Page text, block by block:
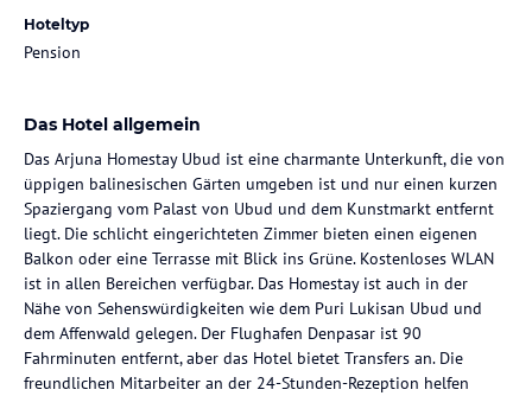
Hoteltyp
Pension
Das Hotel allgemein
Das Arjuna Homestay Ubud ist eine charmante Unterkunft, die von
üppigen balinesischen Gärten umgeben ist und nur einen kurzen
Spaziergang vom Palast von Ubud und dem Kunstmarkt entfernt
liegt. Die schlicht eingerichteten Zimmer bieten einen eigenen
Balkon oder eine Terrasse mit Blick ins Grüne. Kostenloses WLAN
ist in allen Bereichen verfügbar. Das Homestay ist auch in der
Nähe von Sehenswürdigkeiten wie dem Puri Lukisan Ubud und
dem Affenwald gelegen. Der Flughafen Denpasar ist 90
Fahrminuten entfernt, aber das Hotel bietet Transfers an. Die
freundlichen Mitarbeiter an der 24-Stunden-Rezeption helfen